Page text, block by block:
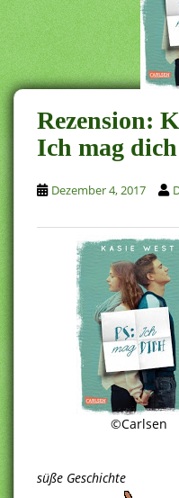
t
e
n
t
Rezension:
Ich mag dich
Dezember 4, 2017
©Carlsen
süße Geschichte